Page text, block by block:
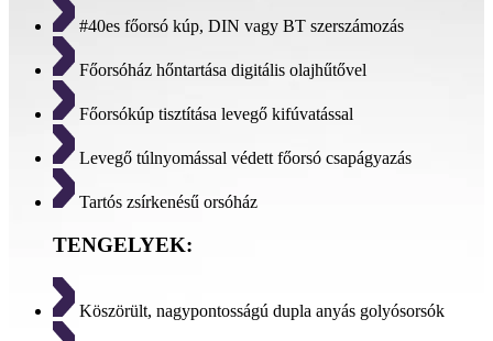
#40es főorsó kúp, DIN vagy BT szerszámozás
Főorsóház hőntartása digitális olajhűtővel
Főorsókúp tisztítása levegő kifúvatással
Levegő túlnyomással védett főorsó csapágyazás
Tartós zsírkenésű orsóház
TENGELYEK:
Köszörült, nagypontosságú dupla anyás golyósorsók